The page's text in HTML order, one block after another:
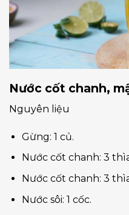
Nước cốt chanh,
Nguyên liệu
Gừng: 1 củ.
Nước cốt chanh: 3
Nước cốt chanh: 3
Nước sôi: 1 cốc.